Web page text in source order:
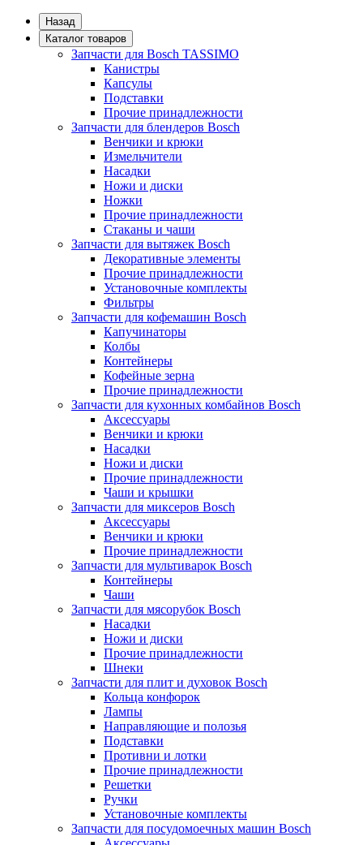
Назад
Каталог товаров
Запчасти для Bosch TASSIMO
Канистры
Капсулы
Подставки
Прочие принадлежности
Запчасти для блендеров Bosch
Венчики и крюки
Измельчители
Насадки
Ножи и диски
Ножки
Прочие принадлежности
Стаканы и чаши
Запчасти для вытяжек Bosch
Декоративные элементы
Прочие принадлежности
Установочные комплекты
Фильтры
Запчасти для кофемашин Bosch
Капучинаторы
Колбы
Контейнеры
Кофейные зерна
Прочие принадлежности
Запчасти для кухонных комбайнов Bosch
Аксессуары
Венчики и крюки
Насадки
Ножи и диски
Прочие принадлежности
Чаши и крышки
Запчасти для миксеров Bosch
Аксессуары
Венчики и крюки
Прочие принадлежности
Запчасти для мультиварок Bosch
Контейнеры
Чаши
Запчасти для мясорубок Bosch
Насадки
Ножи и диски
Прочие принадлежности
Шнеки
Запчасти для плит и духовок Bosch
Кольца конфорок
Лампы
Направляющие и полозья
Подставки
Противни и лотки
Прочие принадлежности
Решетки
Ручки
Установочные комплекты
Запчасти для посудомоечных машин Bosch